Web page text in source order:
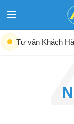
Tư vấn Khách